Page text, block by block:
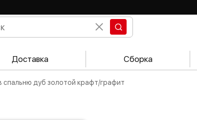
Доставка Сборка
спальню дуб золотой крафт/графит